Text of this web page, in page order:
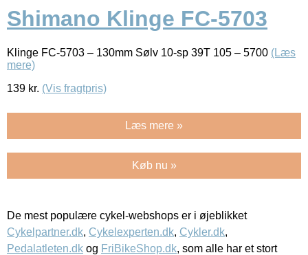
Shimano Klinge FC-5703
Klinge FC-5703 – 130mm Sølv 10-sp 39T 105 – 5700 (Læs
mere)
139 kr. (Vis fragtpris)
Læs mere »
Køb nu »
De mest populære cykel-webshops er i øjeblikket
Cykelpartner.dk, Cykelexperten.dk, Cykler.dk,
Pedalatleten.dk og FriBikeShop.dk, som alle har et stort